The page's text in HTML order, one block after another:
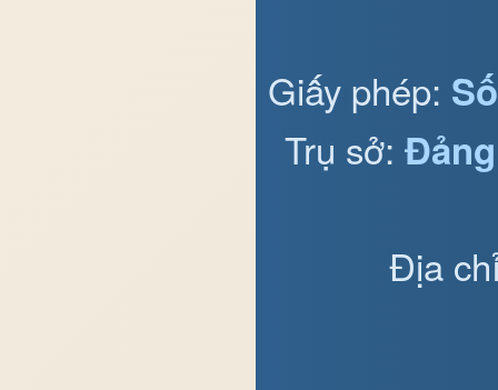
Giấy phép:
Trụ sở:
Địa